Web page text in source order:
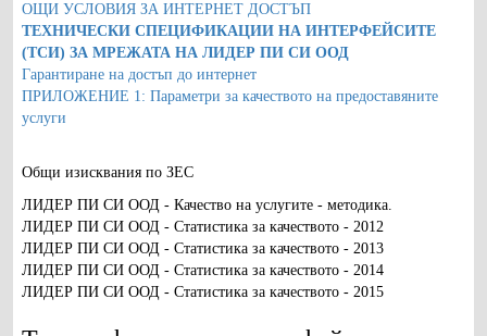
ОЩИ УСЛОВИЯ ЗА ИНТЕРНЕТ ДОСТЪП
TEХНИЧЕСКИ СПЕЦИФИКАЦИИ НА ИНТЕРФЕЙСИТЕ
(ТСИ) ЗА МРЕЖАТА НА ЛИДЕР ПИ СИ ООД
Гарантиране на достъп до интернет
ПРИЛОЖЕНИЕ 1: Параметри за качеството на предоставяните
услуги
Общи изисквания по ЗЕС
ЛИДЕР ПИ СИ ООД - Качество на услугите - методика.
ЛИДЕР ПИ СИ ООД - Статистика за качеството - 2012
ЛИДЕР ПИ СИ ООД - Статистика за качеството - 2013
ЛИДЕР ПИ СИ ООД - Статистика за качеството - 2014
ЛИДЕР ПИ СИ ООД - Статистика за качеството - 2015